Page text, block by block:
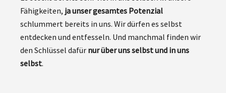
Fähigkeiten, ja unser gesamtes Potenzial
schlummert bereits in uns. Wir dürfen es selbst
entdecken und entfesseln. Und manchmal finden wir
den Schlüssel dafür nur über uns selbst und in uns
selbst.